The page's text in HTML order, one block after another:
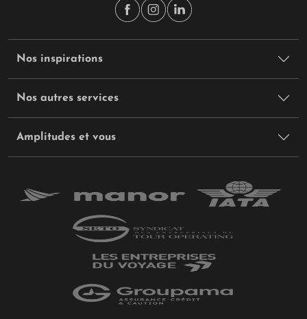
Nos inspirations
Nos autres services
Amplitudes et vous